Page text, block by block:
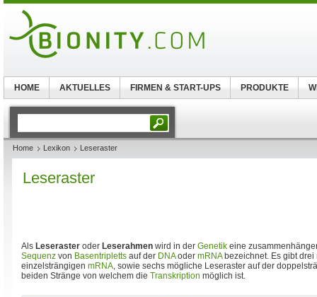
Home Lexikon Leseraster
Leseraster
Als Leseraster oder Leserahmen wird in der Genetik eine
Sequenz von Basentripletts auf der DNAoder mRNAbezeichnet. Es gibt drei
einzelsträngigen mRNA, sowie sechs mögliche Leseraster auf der
beiden Stränge von welchem die Transkription möglich ist.
HOME AKTUELLES FIRMEN & START-UPS PRODUKTE